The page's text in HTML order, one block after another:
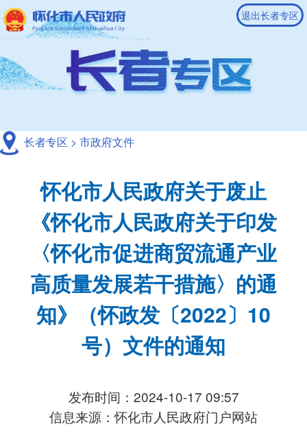
退出长者专区
长者专区 > 市政府文件
怀化市人民政府关于废止
《怀化市人民政府关于印发
〈怀化市促进商贸流通产业
高质量发展若干措施〉的通
知》（怀政发〔2022〕10
号）文件的通知
发布时间：2024-10-17 09:57
信息来源：怀化市人民政府门户网站